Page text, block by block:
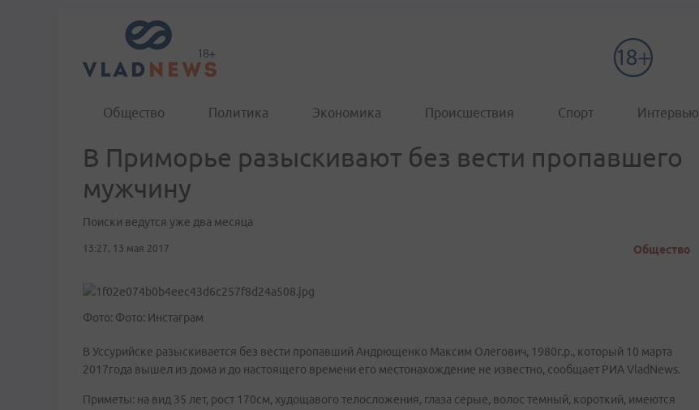
Общество Политика Экономика Происшествия Спорт Интервью
В Приморье разыскивают без вести пропавшего
мужчину
Поиски ведутся уже два месяца
13:27, 13 мая 2017 Общество
Фото: Фото: Инстаграм
В Уссурийске разыскивается без вести пропавший Андрющенко Максим Олегович, 1980г.р., который 10 марта
2017года вышел из дома и до настоящего времени его местонахождение не известно, сообщает РИА VladNews.
Приметы: на вид 35 лет, рост 170см, худощавого телосложения, глаза серые, волос темный, короткий, имеются